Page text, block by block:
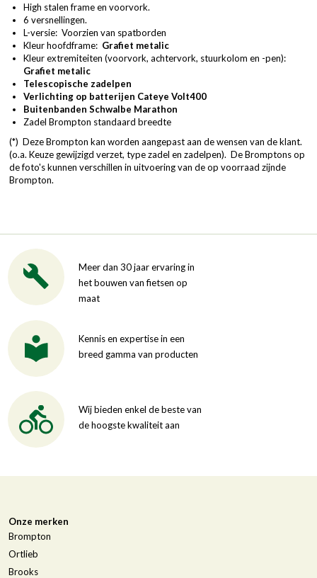
High stalen frame en voorvork.
6 versnellingen.
L-versie: Voorzien van spatborden
Kleur hoofdframe: Grafiet metalic
Kleur extremiteiten (voorvork, achtervork, stuurkolom en -pen):
Grafiet metalic
Telescopische zadelpen
Verlichting op batterijen Cateye Volt400
Buitenbanden Schwalbe Marathon
Zadel Brompton standaard breedte
(*) Deze Brompton kan worden aangepast aan de wensen van de klant.
(o.a. Keuze gewijzigd verzet, type zadel en zadelpen). De Bromptons op
de foto's kunnen verschillen in uitvoering van de op voorraad zijnde
Brompton.
Meer dan 30 jaar ervaring in
het bouwen van fietsen op
maat
Kennis en expertise in een
breed gamma van producten
Wij bieden enkel de beste van
de hoogste kwaliteit aan
Onze merken
Brompton
Ortlieb
Brooks